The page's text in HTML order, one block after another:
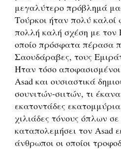
μεγαλύτερο πρόβλημά
Τούρκοι ήταν πολύ καλοί
πολλή καλή σχέση με τον
οποίο πρόσφατα πέρασα
Σαουδάραβες, τους
Ήταν τόσο
Asad και ουσιαστικά
σουνιτών-σιιτών, τι
εκατοντάδες
χιλιάδες τόνους όπλων
καταπολεμήσει τον Asad
άνθρωποι οι οποίοι